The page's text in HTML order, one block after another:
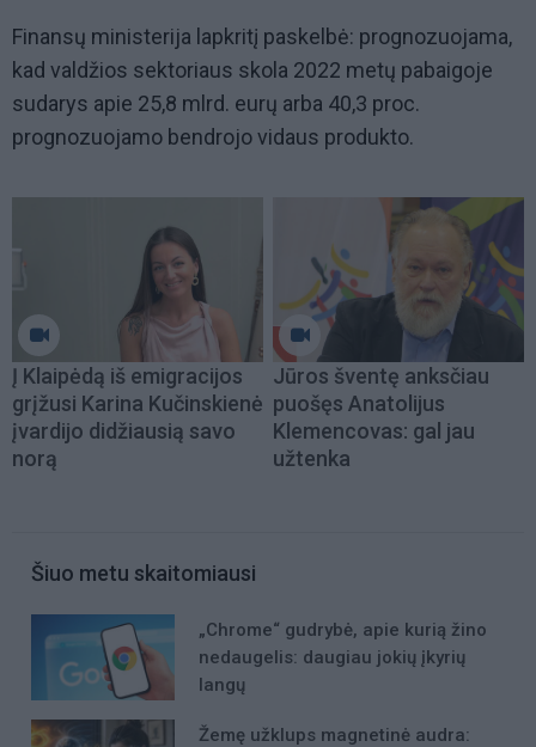
Finansų ministerija lapkritį paskelbė: prognozuojama,
kad valdžios sektoriaus skola 2022 metų pabaigoje
sudarys apie 25,8 mlrd. eurų arba 40,3 proc.
prognozuojamo bendrojo vidaus produkto.
Į Klaipėdą iš emigracijos
grįžusi Karina Kučinskienė
įvardijo didžiausią savo
norą
Jūros šventę anksčiau
puošęs Anatolijus
Klemencovas: gal jau
užtenka
Šiuo metu skaitomiausi
„Chrome“ gudrybė, apie kurią žino
nedaugelis: daugiau jokių įkyrių
langų
Žemę užklups magnetinė audra: